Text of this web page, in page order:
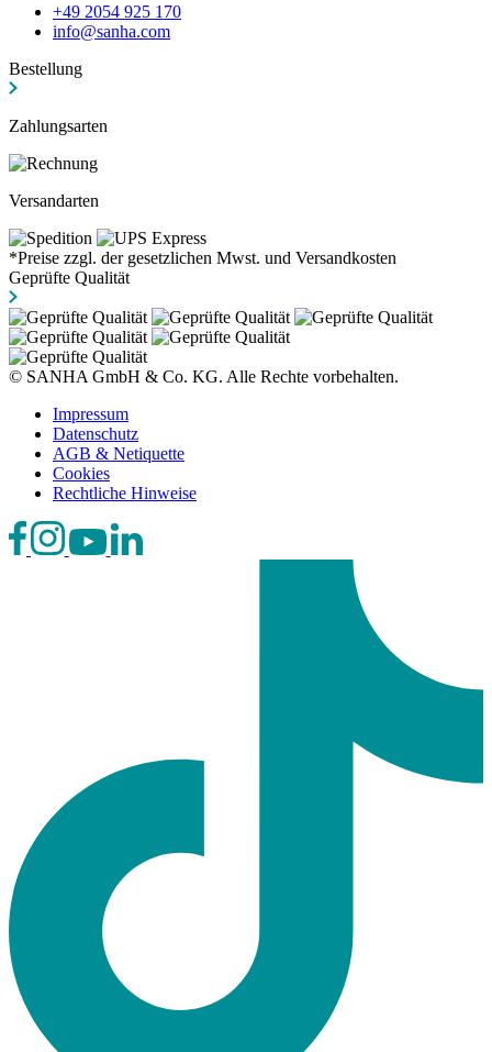
+49 2054 925 170
info@sanha.com
Bestellung
Zahlungsarten
Versandarten
*Preise zzgl. der gesetzlichen Mwst. und Versandkosten
Geprüfte Qualität
© SANHA GmbH & Co. KG. Alle Rechte vorbehalten.
Impressum
Datenschutz
AGB & Netiquette
Cookies
Rechtliche Hinweise